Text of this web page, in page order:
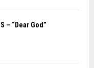
– “Dear God”